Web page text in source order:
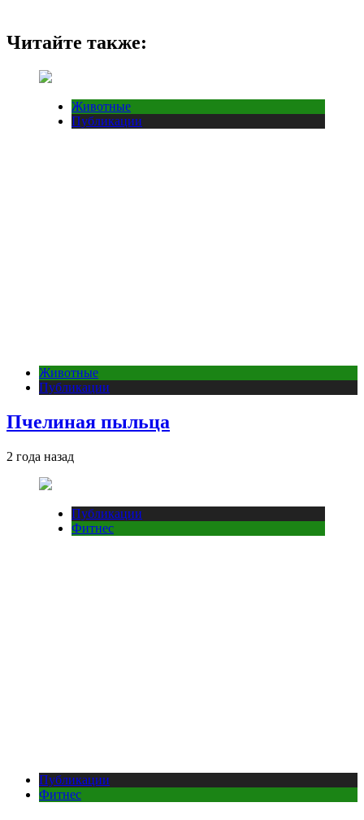
Читайте также:
Животные
Публикации
Животные
Публикации
Пчелиная пыльца
2 года назад
Публикации
Фитнес
Публикации
Фитнес